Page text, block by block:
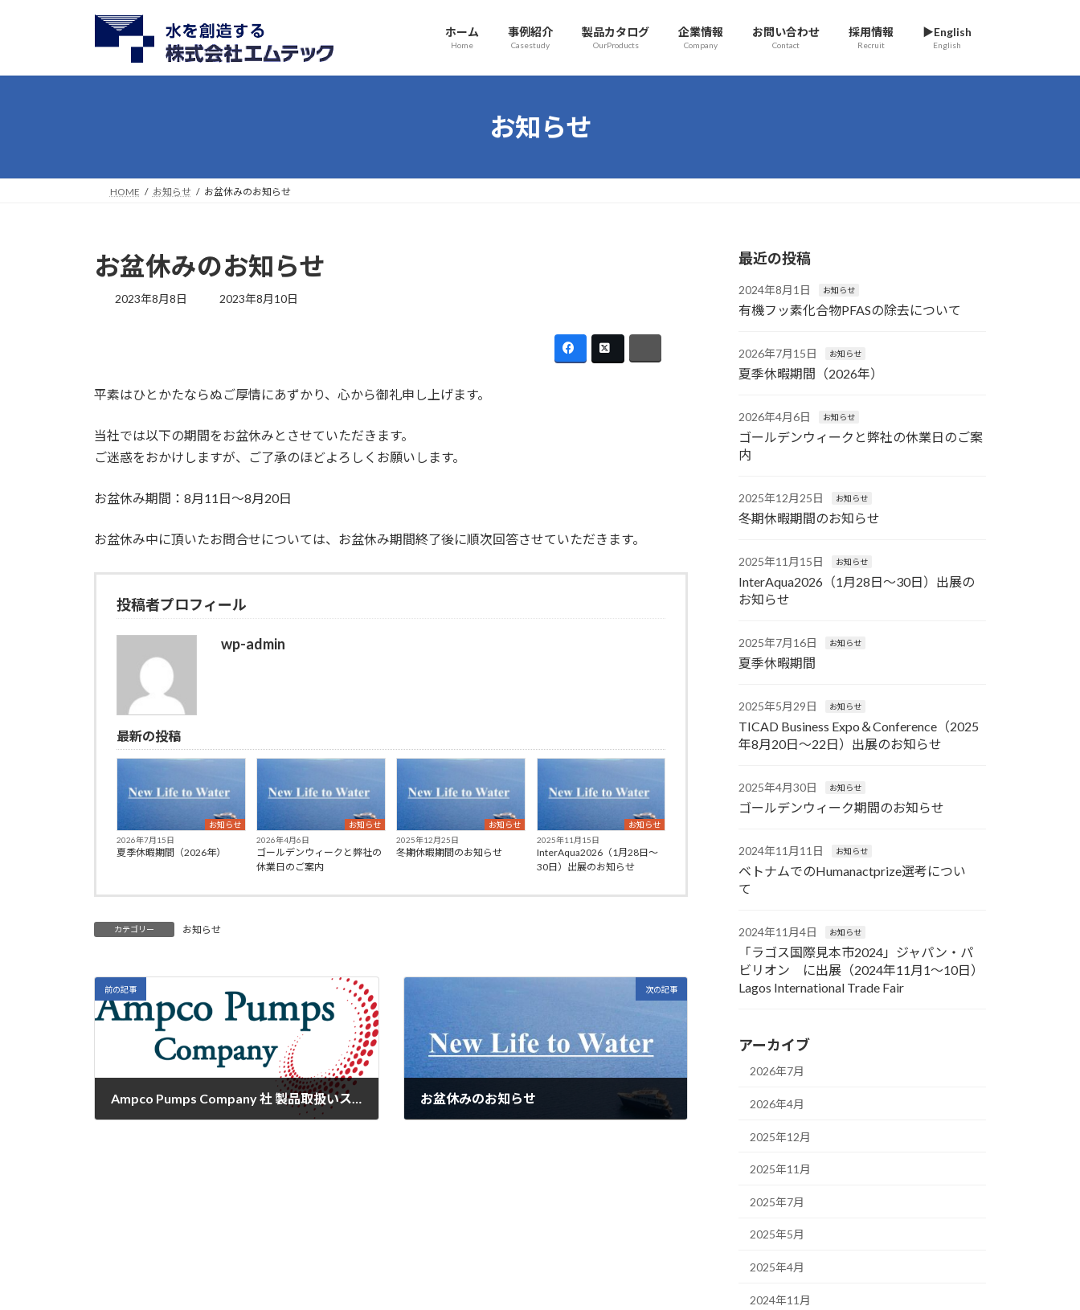
プ
動
ホーム
Home
事例紹介
Casestudy
製品カタログ
OurProducts
企業情報
Company
お問い合わせ
Contact
採用情報
Recruit
▶English
English
お知らせ
HOME お知らせ お盆休みのお知らせ
お盆休みのお知らせ
2023年8月8日
最
:
2023年8月10日
平素はひとかたならぬご厚情にあずかり、心から御礼申し上げます。
当社では以下の期間をお盆休みとさせていただきます。
ご迷惑をおかけしますが、ご了承のほどよろしくお願いします。
お盆休み期間：8月11日～8月20日
お盆休み中に頂いたお問合せについては、お盆休み期間終了後に順次回答させていただきます。
投稿者プロフィール
wp-admin
最新の投稿
お知らせ
2026年7月15日
夏季休暇期間（2026年）
お知らせ
2026年4月6日
ゴールデンウィークと弊社の
休業日のご案内
お知らせ
2025年12月25日
冬期休暇期間のお知らせ
お知らせ
2025年11月15日
InterAqua2026（1月28日～
30日）出展のお知らせ
カテゴリー お知らせ
前の記事
Ampco Pumps Company 社 製品取扱いスタート
次の記事
お盆休みのお知らせ
最近の投稿
2024年8月1日 お知らせ
有機フッ素化合物PFASの除去について
2026年7月15日 お知らせ
夏季休暇期間（2026年）
2026年4月6日 お知らせ
ゴールデンウィークと弊社の休業日のご案
内
2025年12月25日 お知らせ
冬期休暇期間のお知らせ
2025年11月15日 お知らせ
InterAqua2026（1月28日～30日）出展の
お知らせ
2025年7月16日 お知らせ
夏季休暇期間
2025年5月29日 お知らせ
TICAD Business Expo＆Conference（2025
年8月20日～22日）出展のお知らせ
2025年4月30日 お知らせ
ゴールデンウィーク期間のお知らせ
2024年11月11日 お知らせ
ベトナムでのHumanactprize選考につい
て
2024年11月4日 お知らせ
「ラゴス国際見本市2024」ジャパン・パ
ビリオン に出展（2024年11月1～10日）
Lagos International Trade Fair
アーカイブ
2026年7月
2026年4月
2025年12月
2025年11月
2025年7月
2025年5月
2025年4月
2024年11月